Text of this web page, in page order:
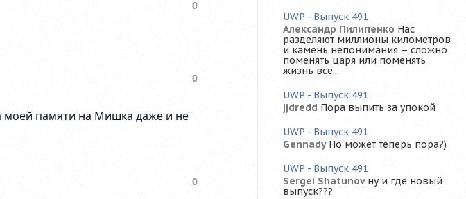
UWP - Выпуск 491
Александр Пилипенко Нас
разделяют миллионы километров
и камень непонимания – сложно
поменять царя или поменять
жизнь все...
UWP - Выпуск 491
jjdredd Пора выпить за упокой
UWP - Выпуск 491
Gennady Но может теперь пора?)
UWP - Выпуск 491
Sergei Shatunov ну и где новый
выпуск???